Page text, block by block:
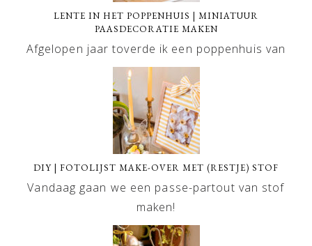
LENTE IN HET POPPENHUIS | MINIATUUR
PAASDECORATIE MAKEN
Afgelopen jaar toverde ik een poppenhuis van
DIY | FOTOLIJST MAKE-OVER MET (RESTJE) STOF
Vandaag gaan we een passe-partout van stof
maken!